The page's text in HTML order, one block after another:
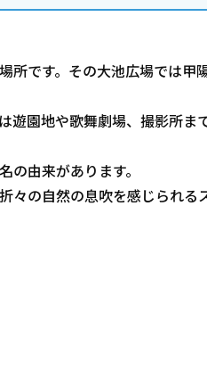
です。その大池広場では甲
園地や歌舞劇場、撮影所ま
由来があります。
の自然の息吹を感じられる